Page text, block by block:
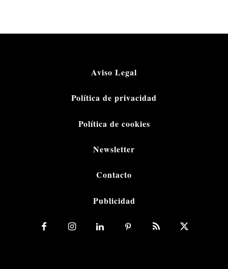
Aviso Legal
Política de privacidad
Política de cookies
Newsletter
Contacto
Publicidad